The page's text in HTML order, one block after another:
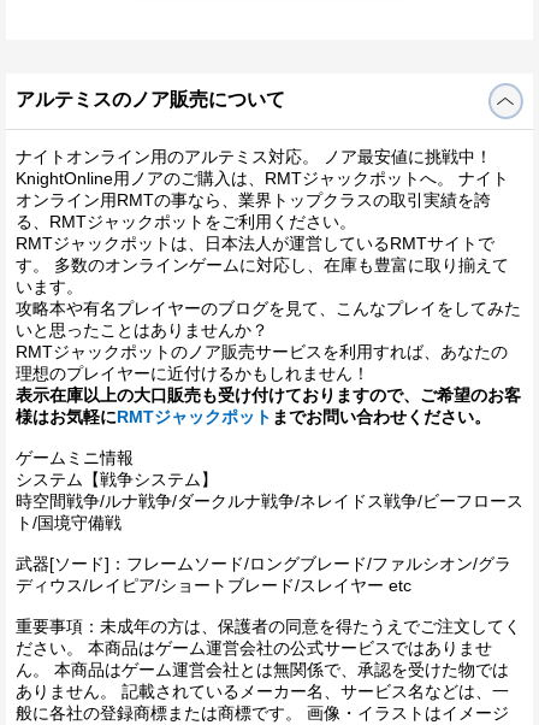
アルテミスのノア販売について
ナイトオンライン用のアルテミス対応。 ノア最安値に挑戦中！
KnightOnline用ノアのご購入は、RMTジャックポットへ。 ナイト
オンライン用RMTの事なら、業界トップクラスの取引実績を誇
る、RMTジャックポットをご利用ください。
RMTジャックポットは、日本法人が運営しているRMTサイトで
す。 多数のオンラインゲームに対応し、在庫も豊富に取り揃えて
います。
攻略本や有名プレイヤーのブログを見て、こんなプレイをしてみた
いと思ったことはありませんか？
RMTジャックポットのノア販売サービスを利用すれば、あなたの
理想のプレイヤーに近付けるかもしれません！
表示在庫以上の大口販売も受け付けておりますので、ご希望のお客
様はお気軽にRMTジャックポット までお問い合わせください。
ゲームミニ情報
システム【戦争システム】
時空間戦争/ルナ戦争/ダークルナ戦争/ネレイドス戦争/ビーフロース
ト/国境守備戦
武器[ソード]：フレームソード/ロングブレード/ファルシオン/グラ
ディウス/レイピア/ショートブレード/スレイヤー etc
重要事項：未成年の方は、保護者の同意を得たうえでご注文してく
ださい。 本商品はゲーム運営会社の公式サービスではありませ
ん。 本商品はゲーム運営会社とは無関係で、承認を受けた物では
ありません。 記載されているメーカー名、サービス名などは、一
般に各社の登録商標または商標です。 画像・イラストはイメージ